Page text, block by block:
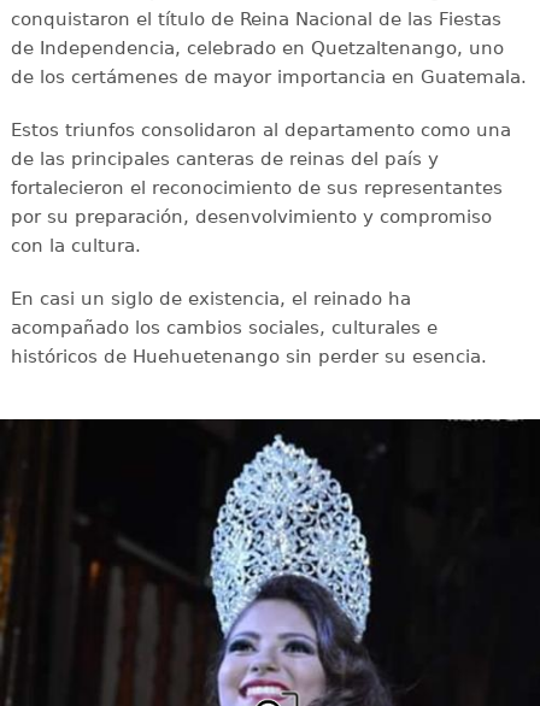
conquistaron el título de Reina Nacional de las Fiestas
de Independencia, celebrado en Quetzaltenango, uno
de los certámenes de mayor importancia en Guatemala.
Estos triunfos consolidaron al departamento como una
de las principales canteras de reinas del país y
fortalecieron el reconocimiento de sus representantes
por su preparación, desenvolvimiento y compromiso
con la cultura.
En casi un siglo de existencia, el reinado ha
acompañado los cambios sociales, culturales e
históricos de Huehuetenango sin perder su esencia.